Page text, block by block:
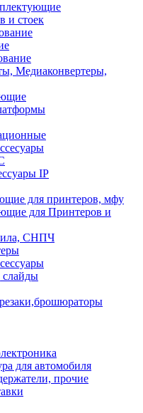
и стоек
Медиаконвертеры,
IP
для принтеров, мфу
для Принтеров и
СНПЧ
слайды
для автомобиля
прочие